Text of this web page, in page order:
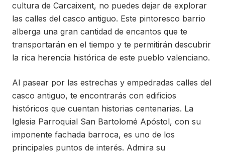
cultura de Carcaixent, no puedes dejar de explorar
las calles del casco antiguo. Este pintoresco barrio
alberga una gran cantidad de encantos que te
transportarán en el tiempo y te permitirán descubrir
la rica herencia histórica de este pueblo valenciano.
Al pasear por las estrechas y empedradas calles del
casco antiguo, te encontrarás con edificios
históricos que cuentan historias centenarias. La
Iglesia Parroquial San Bartolomé Apóstol, con su
imponente fachada barroca, es uno de los
principales puntos de interés. Admira su